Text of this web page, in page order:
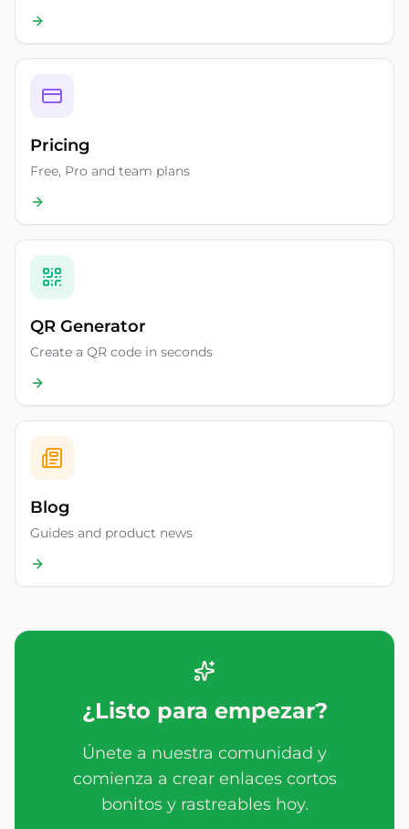
Pricing
Free, Pro and team plans
QR Generator
Create a QR code in seconds
Blog
Guides and product news
¿Listo para empezar?
Únete a nuestra comunidad y
comienza a crear enlaces cortos
bonitos y rastreables hoy.